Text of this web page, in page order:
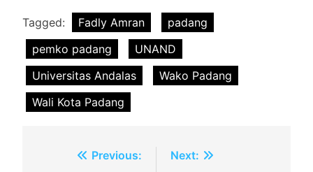
Tagged: Fadly Amran
padang
pemko padang
UNAND
Universitas Andalas
Wako Padang
Wali Kota Padang
NavigasiPrevious:
Next: